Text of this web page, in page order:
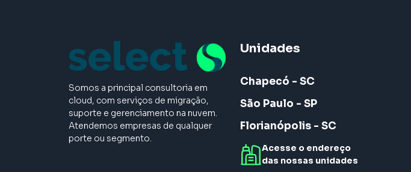
Somos a principal consultoria em
cloud, com serviços de migração,
suporte e gerenciamento na nuvem.
Atendemos empresas de qualquer
porte ou segmento.
Unidades
Chapecó - SC
São Paulo - SP
Florianópolis - SC
Acesse o endereço
das nossas unidades